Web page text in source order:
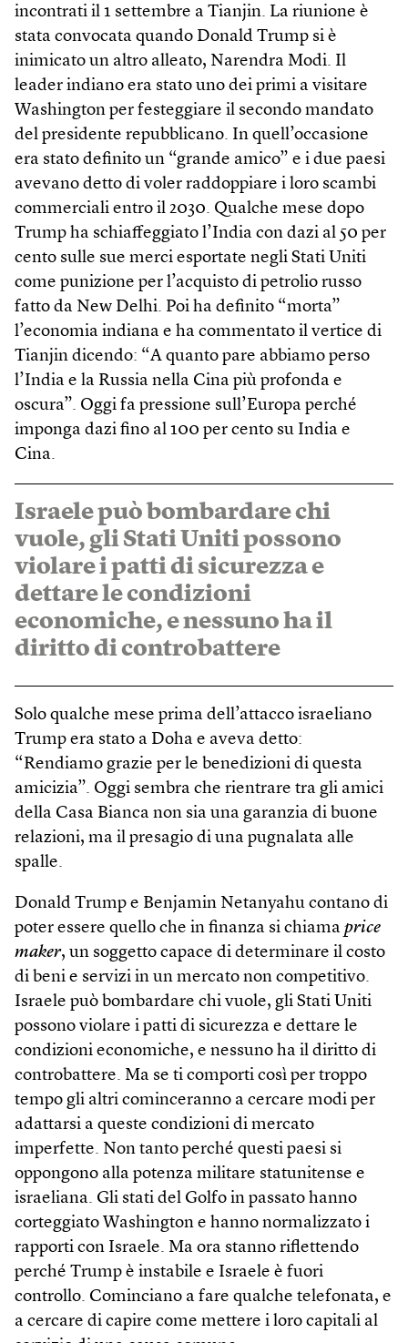
incontrati il 1 settembre a Tianjin. La riunione è
stata convocata quando Donald Trump si è
inimicato un altro alleato, Narendra Modi. Il
leader indiano era stato uno dei primi a visitare
Washington per festeggiare il secondo mandato
del presidente repubblicano. In quell’occasione
era stato definito un “grande amico” e i due paesi
avevano detto di voler raddoppiare i loro scambi
commerciali entro il 2030. Qualche mese dopo
Trump ha schiaffeggiato l’India con dazi al 50 per
cento sulle sue merci esportate negli Stati Uniti
come punizione per l’acquisto di petrolio russo
fatto da New Delhi. Poi ha definito “morta”
l’economia indiana e ha commentato il vertice di
Tianjin dicendo: “A quanto pare abbiamo perso
l’India e la Russia nella Cina più profonda e
oscura”. Oggi fa pressione sull’Europa perché
imponga dazi fino al 100 per cento su India e
Cina.
Israele può bombardare chi
vuole, gli Stati Uniti possono
violare i patti di sicurezza e
dettare le condizioni
economiche, e nessuno ha il
diritto di controbattere
Solo qualche mese prima dell’attacco israeliano
Trump era stato a Doha e aveva detto:
“Rendiamo grazie per le benedizioni di questa
amicizia”. Oggi sembra che rientrare tra gli amici
della Casa Bianca non sia una garanzia di buone
relazioni, ma il presagio di una pugnalata alle
spalle.
Donald Trump e Benjamin Netanyahu contano di
poter essere quello che in finanza si chiama price
maker, un soggetto capace di determinare il costo
di beni e servizi in un mercato non competitivo.
Israele può bombardare chi vuole, gli Stati Uniti
possono violare i patti di sicurezza e dettare le
condizioni economiche, e nessuno ha il diritto di
controbattere. Ma se ti comporti così per troppo
tempo gli altri cominceranno a cercare modi per
adattarsi a queste condizioni di mercato
imperfette. Non tanto perché questi paesi si
oppongono alla potenza militare statunitense e
israeliana. Gli stati del Golfo in passato hanno
corteggiato Washington e hanno normalizzato i
rapporti con Israele. Ma ora stanno riflettendo
perché Trump è instabile e Israele è fuori
controllo. Cominciano a fare qualche telefonata, e
a cercare di capire come mettere i loro capitali al